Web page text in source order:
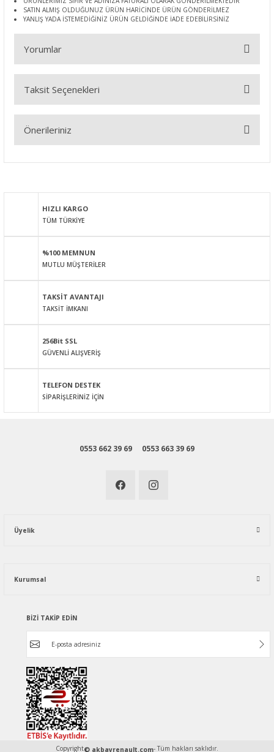
SATIN ALMIŞ OLDUĞUNUZ ÜRÜN HARİCİNDE ÜRÜN GÖNDERİLMEZ
YANLIŞ YADA İSTEMEDİĞİNİZ ÜRÜN GELDİĞİNDE İADE EDEBİLİRSİNİZ
Yorumlar
Bu ürüne ilk yorumu siz yapın!
Taksit Seçenekleri
Önerileriniz
Görüş ve önerileriniz için teşekkür ederiz.
Ürün resmi kalitesiz, bozuk veya görüntülenemiyor.
Ürün bilgilerinde hatalar bulunuyor.
Bu ürüne benzer farklı alternatifler olmalı.
HIZLI KARGO
TÜM TÜRKİYE
%100 MEMNUN
MUTLU MÜŞTERİLER
TAKSİT AVANTAJI
TAKSİT İMKANI
256Bit SSL
GÜVENLİ ALIŞVERİŞ
TELEFON DESTEK
SİPARİŞLERİNİZ İÇİN
0553 662 39 69 0553 663 39 69
Üyelik
Kurumsal
BİZİ TAKİP EDİN
Copyright© akbayrenault.com- Tüm hakları saklıdır.